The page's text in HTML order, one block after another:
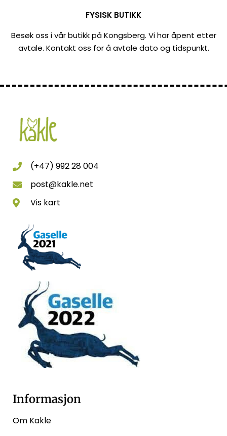
FYSISK BUTIKK
Besøk oss i vår butikk på Kongsberg. Vi har åpent etter
avtale. Kontakt oss for å avtale dato og tidspunkt.
(+47) 992 28 004
post@kakle.net
Vis kart
Informasjon
Om Kakle